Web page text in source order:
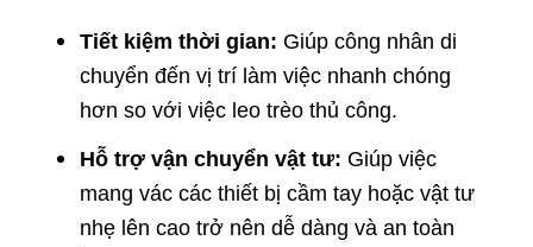
Tiết kiệm thời gian: Giúp công nhân di
chuyển đến vị trí làm việc nhanh chóng
hơn so với việc leo trèo thủ công.
Hỗ trợ vận chuyển vật tư: Giúp việc
mang vác các thiết bị cầm tay hoặc vật tư
nhẹ lên cao trở nên dễ dàng và an toàn